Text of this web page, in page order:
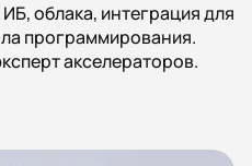
облака, интеграция для
программирования.
акселераторов.